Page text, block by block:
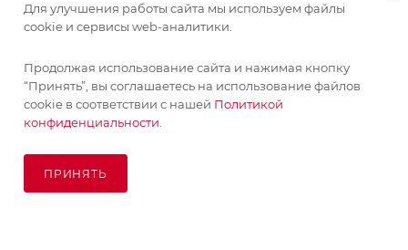
ИНФОРМАЦИЯ
ПОМОЩЬ
ПОДПИСАТЬСЯ НА РАССЫЛКУ
Для улучшения работы сайта мы используем файлы
cookie и сервисы web-аналитики.
Продолжая использование сайта и нажимая кнопку
“Принять”, вы соглашаетесь на использование файлов
cookie в соответствии с нашей Политикой
конфиденциальности.
ПРИНЯТЬ